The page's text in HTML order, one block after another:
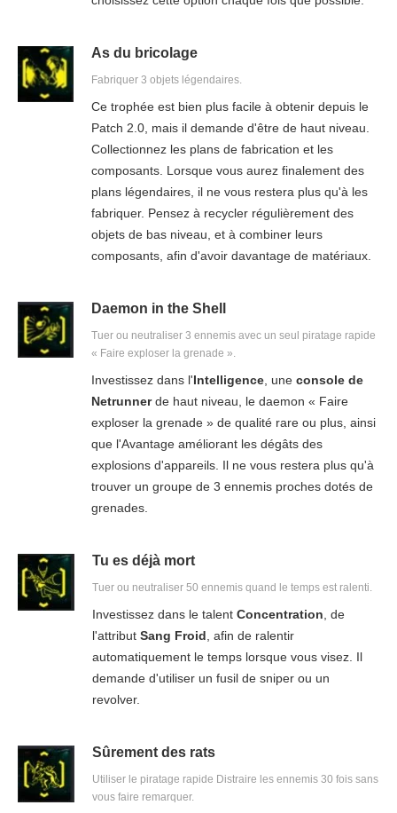
As du bricolage
Fabriquer 3 objets légendaires.
Ce trophée est bien plus facile à obtenir depuis le
Patch 2.0, mais il demande d'être de haut niveau.
Collectionnez les plans de fabrication et les
composants. Lorsque vous aurez finalement des
plans légendaires, il ne vous restera plus qu'à les
fabriquer. Pensez à recycler régulièrement des
objets de bas niveau, et à combiner leurs
composants, afin d'avoir davantage de matériaux.
Daemon in the Shell
Tuer ou neutraliser 3 ennemis avec un seul piratage rapide
« Faire exploser la grenade ».
Investissez dans l'Intelligence , une console de
Netrunnerde haut niveau, le daemon « Faire
exploser la grenade » de qualité rare ou plus, ainsi
que l'Avantage améliorant les dégâts des
explosions d'appareils. Il ne vous restera plus qu'à
trouver un groupe de 3 ennemis proches dotés de
grenades.
Tu es déjà mort
Tuer ou neutraliser 50 ennemis quand le temps est ralenti.
Investissez dans le talent Concentration , de
l'attribut Sang Froid , afin de ralentir
automatiquement le temps lorsque vous visez. Il
demande d'utiliser un fusil de sniper ou un
revolver.
Sûrement des rats
Utiliser le piratage rapide Distraire les ennemis 30 fois sans
vous faire remarquer.